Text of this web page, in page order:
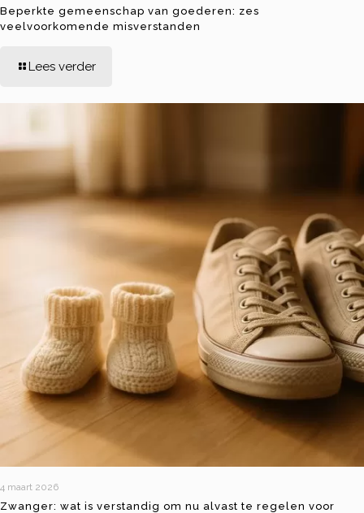
Beperkte gemeenschap van goederen: zes
veelvoorkomende misverstanden
Lees verder
4 maart 2026
Zwanger: wat is verstandig om nu alvast te regelen voor